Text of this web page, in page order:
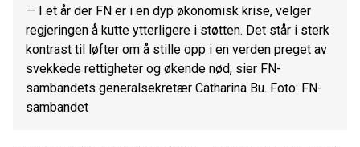
— I et år der FN er i en dyp økonomisk krise, velger
regjeringen å kutte ytterligere i støtten. Det står i sterk
kontrast til løfter om å stille opp i en verden preget av
svekkede rettigheter og økende nød, sier FN-
sambandets generalsekretær Catharina Bu. Foto: FN-
sambandet